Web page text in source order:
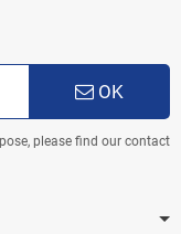
OK
please find our contact